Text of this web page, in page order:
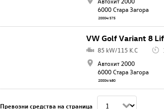
6000 Стара Загора
20004/575
VW Golf Variant 8
85 kW/115 K.C
Автохит 2000
6000 Стара Загора
20004/680
Превозни средства на страница